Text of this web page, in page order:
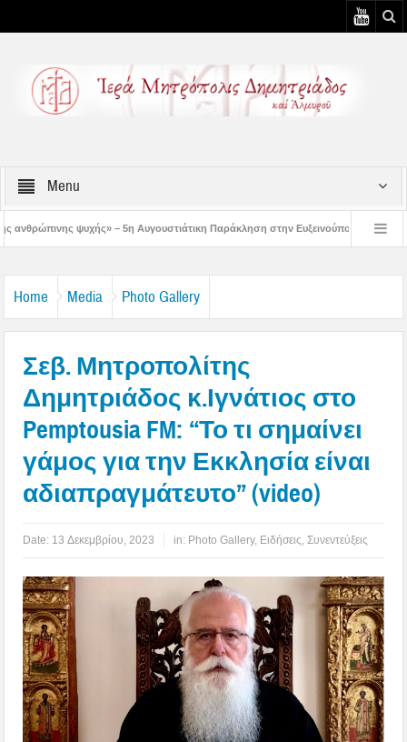
Menu
Αυγουστιάτικη Παράκληση στην Ευξεινούπολη Χειροθεσία Πνευματικού
Home Media Photo Gallery
Σεβ. Μητροπολίτης
Δημητριάδος κ.Ιγνάτιος στο
Pemptousia FM: “Το τι σημαίνει
γάμος για την Εκκλησία είναι
αδιαπραγμάτευτο” (video)
Date: 13 Δεκεμβρίου, 2023 in: Photo Gallery, Ειδήσεις ,Συνεντεύξεις